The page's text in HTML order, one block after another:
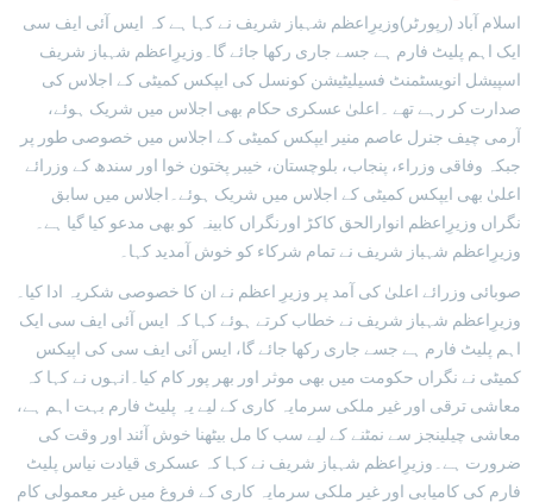
اسلام آباد (رپورٹر)وزیرِاعظم شہباز شریف نے کہا ہے کہ ایس آئی ایف سی
ایک اہم پلیٹ فارم ہے جسے جاری رکھا جائے گا۔وزیرِاعظم شہباز شریف
اسپیشل انویسٹمنٹ فسیلیٹیشن کونسل کی ایپکس کمیٹی کے اجلاس کی
صدارت کر رہے تھے ۔اعلیٰ عسکری حکام بھی اجلاس میں شریک ہوئے،
آرمی چیف جنرل عاصم منیر ایپکس کمیٹی کے اجلاس میں خصوصی طور پر
جبکہ وفاقی وزراء، پنجاب، بلوچستان، خیبر پختون خوا اور سندھ کے وزرائے
اعلیٰ بھی ایپکس کمیٹی کے اجلاس میں شریک ہوئے۔اجلاس میں سابق
نگراں وزیرِاعظم انوارالحق کاکڑ اورنگراں کابینہ کو بھی مدعو کیا گیا ہے۔
وزیرِاعظم شہباز شریف نے تمام شرکاء کو خوش آمدید کہا۔
صوبائی وزرائے اعلیٰ کی آمد پر وزیرِ اعظم نے ان کا خصوصی شکریہ ادا کیا۔
وزیرِاعظم شہباز شریف نے خطاب کرتے ہوئے کہا کہ ایس آئی ایف سی ایک
اہم پلیٹ فارم ہے جسے جاری رکھا جائے گا، ایس آئی ایف سی کی اپیکس
کمیٹی نے نگراں حکومت میں بھی موثر اور بھر پور کام کیا۔انہوں نے کہا کہ
معاشی ترقی اور غیر ملکی سرمایہ کاری کے لیے یہ پلیٹ فارم بہت اہم ہے،
معاشی چیلینجز سے نمٹنے کے لیے سب کا مل بیٹھنا خوش آئند اور وقت کی
ضرورت ہے۔وزیرِاعظم شہباز شریف نے کہا کہ عسکری قیادت نیاس پلیٹ
فارم کی کامیابی اور غیر ملکی سرمایہ کاری کے فروغ میں غیر معمولی کام